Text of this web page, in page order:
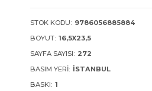
STOK KODU: 9786056885884
BOYUT: 16,5X23,5
SAYFA SAYISI: 272
BASIM YERI: İSTANBUL
BASKI: 1